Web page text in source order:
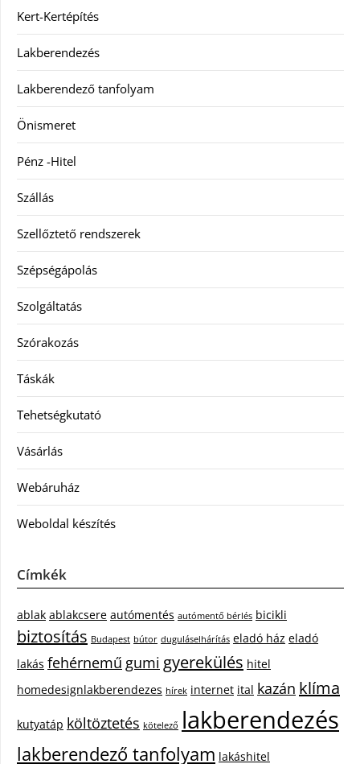
Kert-Kertépítés
Lakberendezés
Lakberendező tanfolyam
Önismeret
Pénz -Hitel
Szállás
Szellőztető rendszerek
Szépségápolás
Szolgáltatás
Szórakozás
Táskák
Tehetségkutató
Vásárlás
Webáruház
Weboldal készítés
Címkék
ablak ablakcsere autómentés autómentő bérlés bicikli
biztosítás Budapest bútor duguláselhárítás eladó ház eladó
lakás fehérnemű gumi gyerekülés hitel
homedesignlakberendezes hírek internet ital kazán klíma
kutyatáp költöztetés kötelező lakberendezés
lakberendező tanfolyam lakáshitel